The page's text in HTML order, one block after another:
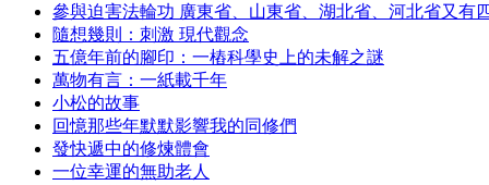
參與迫害法輪功 廣東省、山東省、湖北省、河北省又有
隨想幾則：刺激 現代觀念
五億年前的腳印：一樁科學史上的未解之謎
萬物有言：一紙載千年
小松的故事
回憶那些年默默影響我的同修們
發快遞中的修煉體會
一位幸運的無助老人